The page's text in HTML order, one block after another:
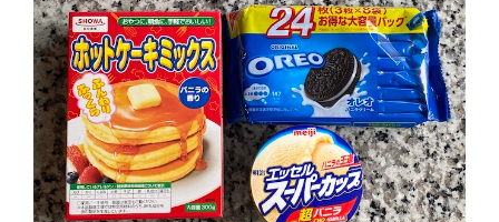
3簡単なのに特別感！映え度抜群